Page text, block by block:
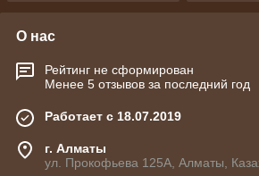
О нас
Рейтинг не сформирован
Менее 5 отзывов за последний год
Работает с 18.07.2019
г. Алматы
ул. Прокофьева 125А, Алматы,